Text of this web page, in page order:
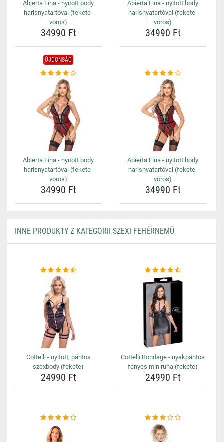
Abierta Fina - nyitott body
harisnyatartóval (fekete-
vörös)
34990 Ft
Abierta Fina - nyitott body
harisnyatartóval (fekete-
vörös)
34990 Ft
ÚJDONSÁG
Abierta Fina - nyitott body
harisnyatartóval (fekete-
vörös)
34990 Ft
Abierta Fina - nyitott body
harisnyatartóval (fekete-
vörös)
34990 Ft
INNE PRODUKTY Z KATEGORII SZEXI FEHÉRNEMŰ
Cottelli - nyitott, pántos
szexbody (fekete)
24990 Ft
Cottelli Bondage - nyakpántos
fényes miniruha (fekete)
24990 Ft